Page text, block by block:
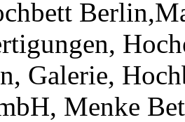
Galerie,
Menke